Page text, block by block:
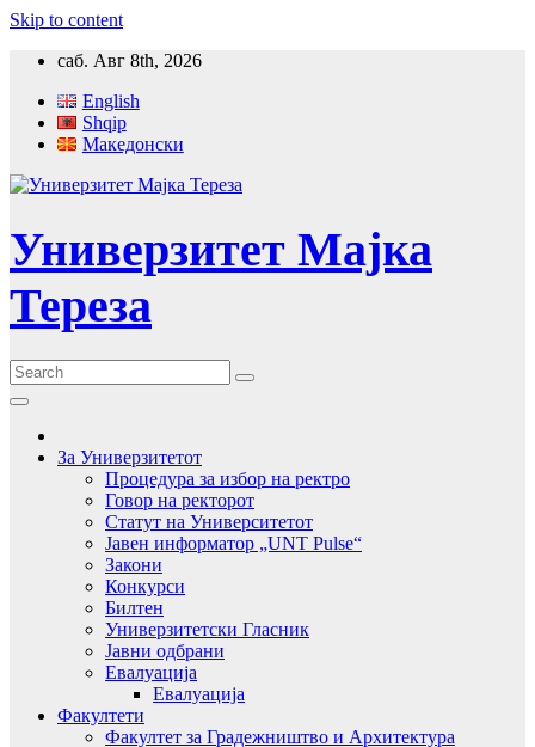
Skip to content
саб. Авг 8th, 2026
English
Shqip
Македонски
Универзитет Мајка
Тереза
За Универзитетот
Процедура за избор на ректро
Говор на ректорот
Статут на Университетот
Јавен информатор „UNT Pulse“
Закони
Конкурси
Билтен
Универзитетски Гласник
Јавни одбрани
Евалуација
Евалуација
Факултети
Факултет за Градежништво и Архитектура